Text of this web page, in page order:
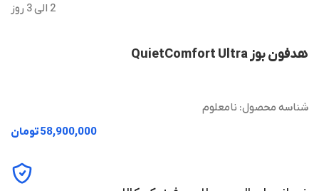
2 الی 3 روز
هدفون بوز QuietComfort Ultra
شناسه محصول: نامعلوم
تومان